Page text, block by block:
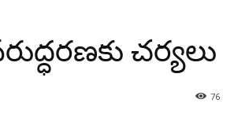
చ‌ర్య‌లు
76